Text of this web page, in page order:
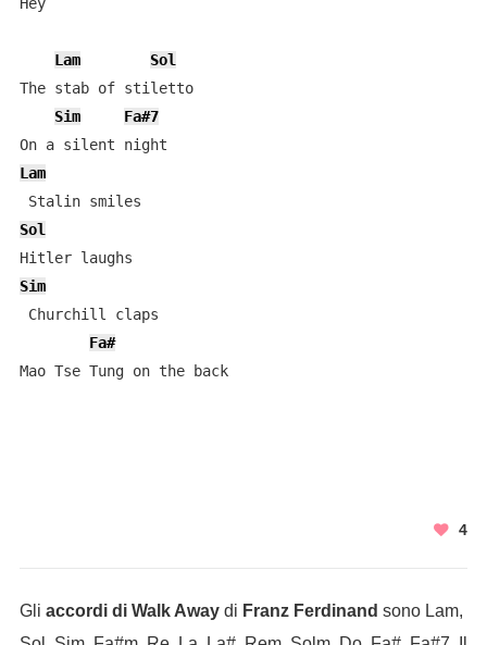
Lam
Sol
The stab of stiletto
Sim
Fa#7
Lam
Sol
Sim
Churchill claps
Fa#
Mao Tse Tung on the back
4
Gli accordi di Walk Awaydi Franz Ferdinand sono Lam,